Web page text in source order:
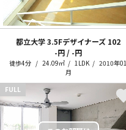
都立大学 3.5Fデザイナーズ 102
-円 / -円
徒歩4分 24.09㎡ 1LDK
2010年01
月
FULL